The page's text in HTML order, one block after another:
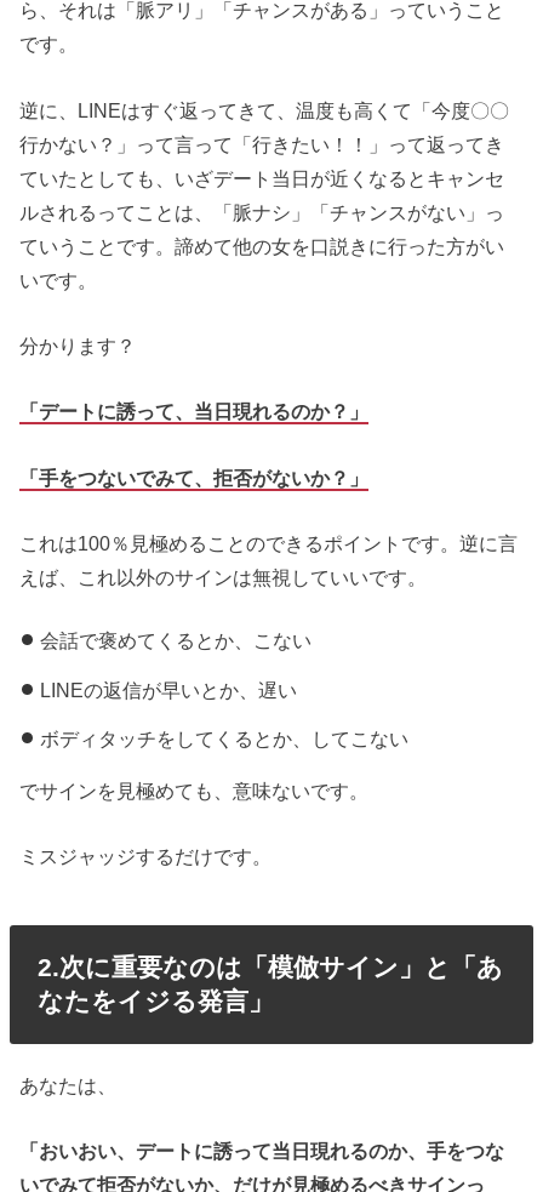
ら、それは「脈アリ」「チャンスがある」っていうこと
です。
逆に、LINEはすぐ返ってきて、温度も高くて「今度〇〇
行かない？」って言って「行きたい！！」って返ってき
ていたとしても、いざデート当日が近くなるとキャンセ
ルされるってことは、「脈ナシ」「チャンスがない」っ
ていうことです。諦めて他の女を口説きに行った方がい
いです。
分かります？
「デートに誘って、当日現れるのか？」
「手をつないでみて、拒否がないか？」
これは100％見極めることのできるポイントです。逆に言
えば、これ以外のサインは無視していいです。
会話で褒めてくるとか、こない
LINEの返信が早いとか、遅い
ボディタッチをしてくるとか、してこない
でサインを見極めても、意味ないです。
ミスジャッジするだけです。
2.次に重要なのは「模倣サイン」と「あ
なたをイジる発言」
あなたは、
「おいおい、デートに誘って当日現れるのか、手をつな
いでみて拒否がないか、だけが見極めるべきサインっ